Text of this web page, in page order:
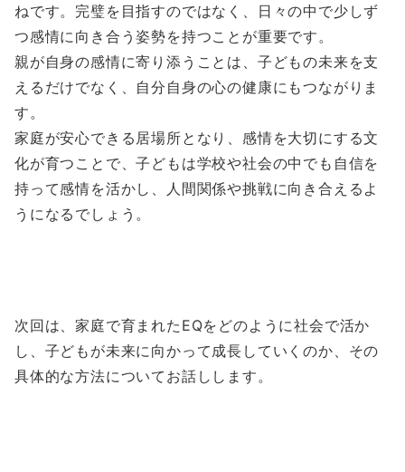
ねです。完璧を目指すのではなく、日々の中で少しず
つ感情に向き合う姿勢を持つことが重要です。
親が自身の感情に寄り添うことは、子どもの未来を支
えるだけでなく、自分自身の心の健康にもつながりま
す。
家庭が安心できる居場所となり、感情を大切にする文
化が育つことで、子どもは学校や社会の中でも自信を
持って感情を活かし、人間関係や挑戦に向き合えるよ
うになるでしょう。
次回は、家庭で育まれたEQをどのように社会で活か
し、子どもが未来に向かって成長していくのか、その
具体的な方法についてお話しします。